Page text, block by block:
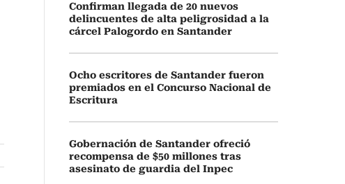
Confirman llegada de 20 nuevos
delincuentes de alta peligrosidad a la
cárcel Palogordo en Santander
Ocho escritores de Santander fueron
premiados en el Concurso Nacional de
Escritura
Gobernación de Santander ofreció
recompensa de $50 millones tras
asesinato de guardia del Inpec